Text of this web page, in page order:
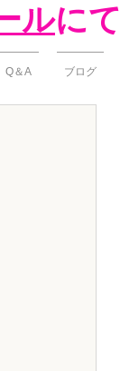
ルにて
Q＆A ブログ